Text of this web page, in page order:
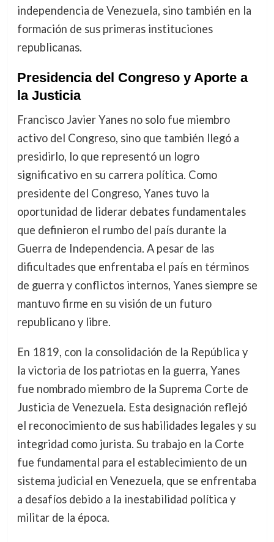
independencia de Venezuela, sino también en la
formación de sus primeras instituciones
republicanas.
Presidencia del Congreso y Aporte a
la Justicia
Francisco Javier Yanes no solo fue miembro
activo del Congreso, sino que también llegó a
presidirlo, lo que representó un logro
significativo en su carrera política. Como
presidente del Congreso, Yanes tuvo la
oportunidad de liderar debates fundamentales
que definieron el rumbo del país durante la
Guerra de Independencia. A pesar de las
dificultades que enfrentaba el país en términos
de guerra y conflictos internos, Yanes siempre se
mantuvo firme en su visión de un futuro
republicano y libre.
En 1819, con la consolidación de la República y
la victoria de los patriotas en la guerra, Yanes
fue nombrado miembro de la Suprema Corte de
Justicia de Venezuela. Esta designación reflejó
el reconocimiento de sus habilidades legales y su
integridad como jurista. Su trabajo en la Corte
fue fundamental para el establecimiento de un
sistema judicial en Venezuela, que se enfrentaba
a desafíos debido a la inestabilidad política y
militar de la época.